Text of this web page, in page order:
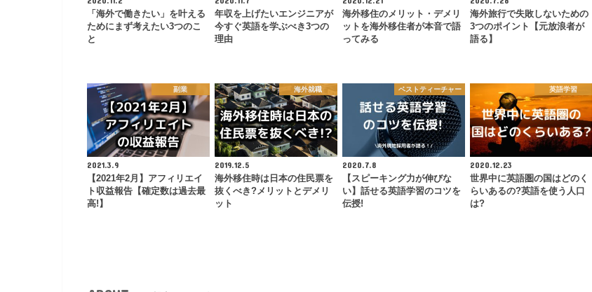
「海外で働きたい」を叶える
ためにまず考えたい3つのこ
と
年収を上げたいエンジニアが
今すぐ英語を学ぶべき3つの
理由
海外移住のメリット・デメリ
ットを海外移住者が本音で語
ってみる
海外旅行で失敗しないための
3つのポイント【元放浪者が
語る】
副業
2021.3.9
【2021年2月】アフィリエイ
ト収益報告【確定数は過去最
高!】
海外就職
2019.12.5
海外移住時は日本の住民票を
抜くべき?メリットとデメリ
ット
ベストティーチャー
2020.7.8
【スピーキング力が伸びな
い】話せる英語学習のコツを
伝授!
英語学習
2020.12.23
世界中に英語圏の国はどのく
らいあるの?英語を使う人口
は?